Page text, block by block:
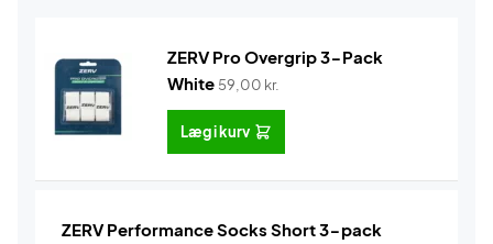
ZERV Pro Overgrip 3-Pack
White 59,00 kr.
Læg i kurv
ZERV Performance Socks Short 3-pack